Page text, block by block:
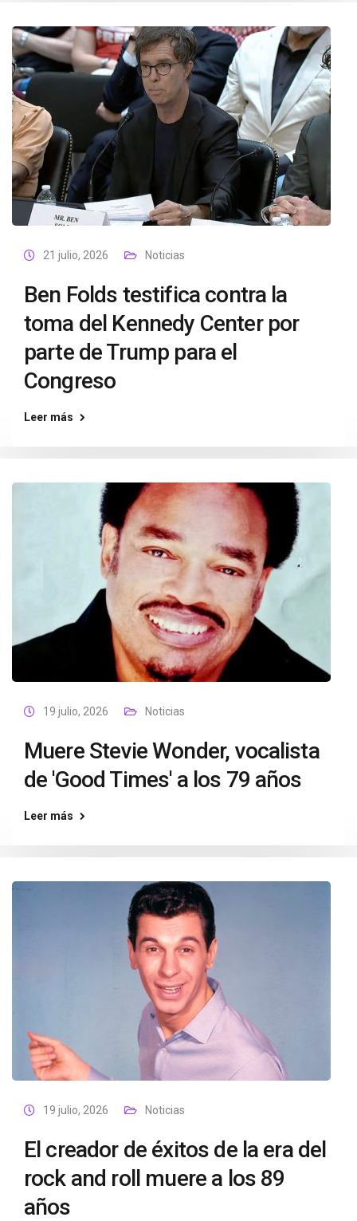
21 julio, 2026 Noticias
Ben Folds testifica contra la
toma del Kennedy Center por
parte de Trump para el
Congreso
Leer más
19 julio, 2026 Noticias
Muere Stevie Wonder, vocalista
de 'Good Times' a los 79 años
Leer más
19 julio, 2026 Noticias
El creador de éxitos de la era del
rock and roll muere a los 89
años